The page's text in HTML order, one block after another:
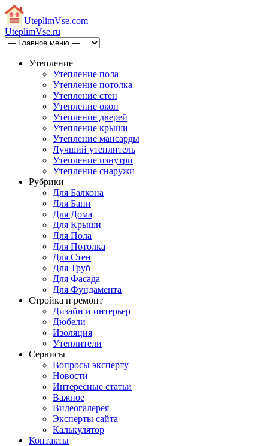
UteplimVse.com
UteplimVse.ru
Утепление
Утепление пола
Утепление потолка
Утепление стен
Утепление окон
Утепление дверей
Утепление крыши
Утепление мансарды
Лучший утеплитель
Утепление изнутри
Утепление снаружи
Рубрики
Для Балкона
Для Бани
Для Дома
Для Крыши
Для Пола
Для Потолка
Для Стен
Для Труб
Для Фасада
Для Фундамента
Стройка и ремонт
Дизайн и интерьер
Дюбели
Изоляция
Утеплители
Сервисы
Вопросы эксперту
Новости
Интересные статьи
Важное
Видеогалерея
Эксперты сайта
Калькулятор
Контакты